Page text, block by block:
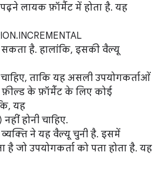
लायक फ़ॉर्मैट में होता है. यह
है. हालांकि, इसकी वैल्यू
ताकि यह असली उपयोगकर्ताओं
के फ़ॉर्मैट के लिए कोई
यह
होनी चाहिए.
ने यह वैल्यू चुनी है. इसमें
है जो उपयोगकर्ता को पता होता है. यह